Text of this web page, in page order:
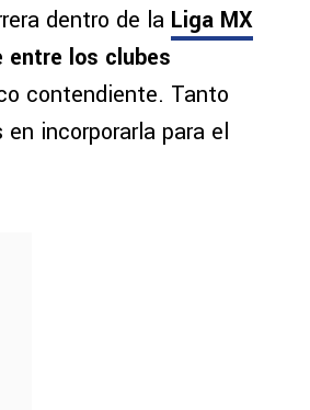
dentro de la Liga MX
entre los clubes
contendiente. Tanto
incorporarla para el